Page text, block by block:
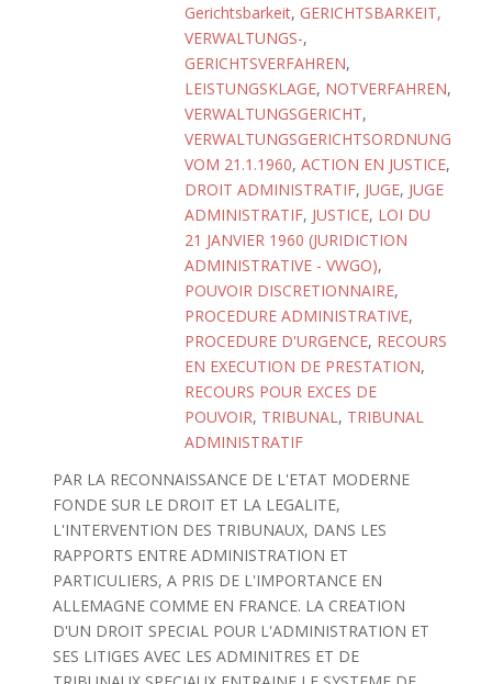
Gerichtsbarkeit, GERICHTSBARKEIT,
VERWALTUNGS-,
GERICHTSVERFAHREN,
LEISTUNGSKLAGE, NOTVERFAHREN,
VERWALTUNGSGERICHT,
VERWALTUNGSGERICHTSORDNUNG
VOM 21.1.1960, ACTION EN JUSTICE,
DROIT ADMINISTRATIF, JUGE, JUGE
ADMINISTRATIF, JUSTICE, LOI DU
21 JANVIER 1960 (JURIDICTION
ADMINISTRATIVE - VWGO),
POUVOIR DISCRETIONNAIRE,
PROCEDURE ADMINISTRATIVE,
PROCEDURE D'URGENCE, RECOURS
EN EXECUTION DE PRESTATION,
RECOURS POUR EXCES DE
POUVOIR, TRIBUNAL, TRIBUNAL
ADMINISTRATIF
PAR LA RECONNAISSANCE DE L'ETAT MODERNE
FONDE SUR LE DROIT ET LA LEGALITE,
L'INTERVENTION DES TRIBUNAUX, DANS LES
RAPPORTS ENTRE ADMINISTRATION ET
PARTICULIERS, A PRIS DE L'IMPORTANCE EN
ALLEMAGNE COMME EN FRANCE. LA CREATION
D'UN DROIT SPECIAL POUR L'ADMINISTRATION ET
SES LITIGES AVEC LES ADMINITRES ET DE